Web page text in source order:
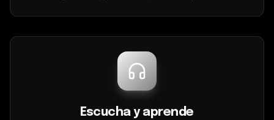
Escucha y aprende